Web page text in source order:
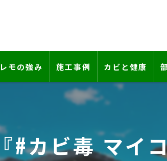
書・保証書について―
モの強み 施工事例 カビと健康
#カビ毒 マイ